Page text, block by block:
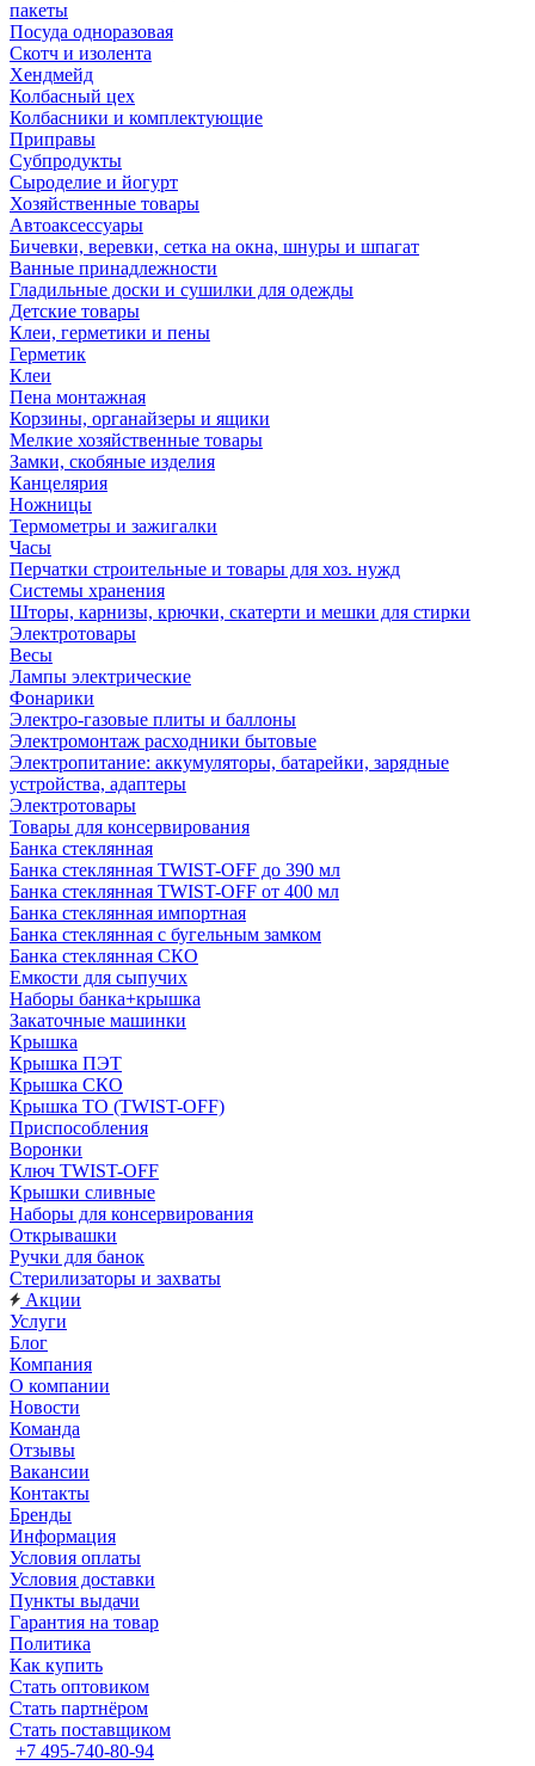
пакеты
Посуда одноразовая
Скотч и изолента
Хендмейд
Колбасный цех
Колбасники и комплектующие
Приправы
Субпродукты
Сыроделие и йогурт
Хозяйственные товары
Автоаксессуары
Бичевки, веревки, сетка на окна, шнуры и шпагат
Ванные принадлежности
Гладильные доски и сушилки для одежды
Детские товары
Клеи, герметики и пены
Герметик
Клеи
Пена монтажная
Корзины, органайзеры и ящики
Мелкие хозяйственные товары
Замки, скобяные изделия
Канцелярия
Ножницы
Термометры и зажигалки
Часы
Перчатки строительные и товары для хоз. нужд
Системы хранения
Шторы, карнизы, крючки, скатерти и мешки для стирки
Электротовары
Весы
Лампы электрические
Фонарики
Электро-газовые плиты и баллоны
Электромонтаж расходники бытовые
Электропитание: аккумуляторы, батарейки, зарядные
устройства, адаптеры
Электротовары
Товары для консервирования
Банка стеклянная
Банка стеклянная TWIST-OFF до 390 мл
Банка стеклянная TWIST-OFF от 400 мл
Банка стеклянная импортная
Банка стеклянная с бугельным замком
Банка стеклянная СКО
Емкости для сыпучих
Наборы банка+крышка
Закаточные машинки
Крышка
Крышка ПЭТ
Крышка СКО
Крышка ТО (TWIST-OFF)
Приспособления
Воронки
Ключ TWIST-OFF
Крышки сливные
Наборы для консервирования
Открывашки
Ручки для банок
Стерилизаторы и захваты
Акции
Услуги
Блог
Компания
О компании
Новости
Команда
Отзывы
Вакансии
Контакты
Бренды
Информация
Условия оплаты
Условия доставки
Пункты выдачи
Гарантия на товар
Политика
Как купить
Стать оптовиком
Стать партнёром
Стать поставщиком
+7 495-740-80-94